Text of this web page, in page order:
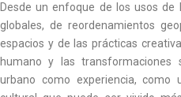
Desde un enfoque de los usos
globales, de reordenamientos
espacios y de las prácticas
humano y las transformaciones
urbano como experiencia, como